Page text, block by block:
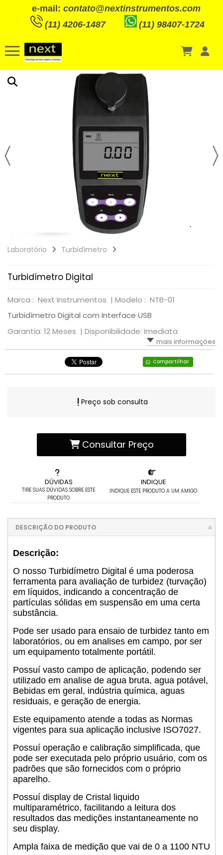
e-mail: contato@nextinstrumentos.com
(11) 4206-1487
(11) 98407-1724
Laboratório Turbidímetro
Turbidímetro Digital
Marca : Next Instrumentos | Modelo : NTB-01
Turbidímetro Digital com Interface USB
Garantia: 12 Meses | Disponibilidade: Imediata
mais informações
Compartilhar
DÚVIDAS
TIRE SUAS DÚVIDAS SOBRE ESTE
PRODUTO
INDIQUE
INDIQUE ESTE PRODUTO A UM AMIGO
Preço sob consulta
Consultar Preço
DESCRIÇÃO DO PRODUTO
Descrição:
O nosso Turbidímetro Digital é uma poderosa
ferramenta para avaliação de turbidez (turvação)
em líquidos, indicando a concentração de
partículas sólidas em suspensão em uma certa
substância.
Pode ser usado para ensaio de turbidez tanto em
laboratórios, ou em analises em campo, por ser
um equipamento totalmente portátil.
Possuí vasto campo de aplicação, podendo ser
utilizado em analise de agua bruta, agua potável,
Bebidas em geral, indústria química, aguas
residuais, e geração de energia.
Este equipamento atende a todas as Normas
vigentes para sua aplicação inclusive ISO7027.
Possuí operação e calibração simplificada, que
pode ser executada pelo próprio usuário, com os
padrões que são fornecidos com o próprio
aparelho.
Possuí display de Cristal liquido
multiparamétrico, facilitando a leitura dos
resultados das medições instantaneamente no
seu display.
Ampla faixa de medição que vai de 0 a 1100 NTU